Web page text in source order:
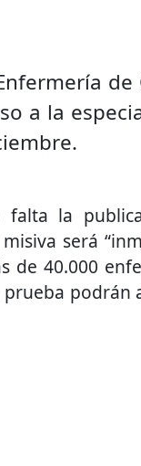
a la
falta la
será
de 40.000
podrán